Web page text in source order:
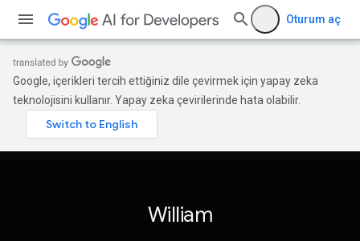
Oturum aç
Google, içerikleri tercih ettiğiniz dile çevirmek için yapay zeka
teknolojisini kullanır. Yapay zeka çevirilerinde hata olabilir.
William